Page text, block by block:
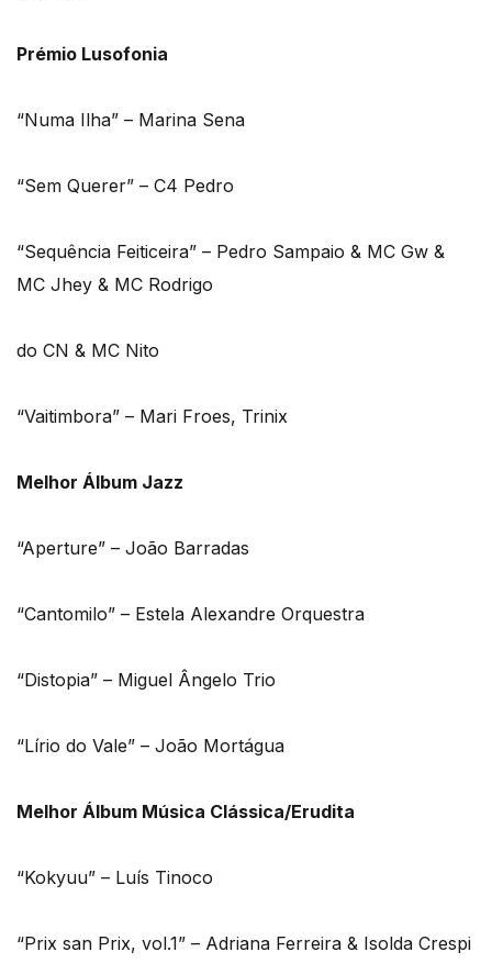
Prémio Lusofonia
“Numa Ilha” – Marina Sena
“Sem Querer” – C4 Pedro
“Sequência Feiticeira” – Pedro Sampaio & MC Gw &
MC Jhey & MC Rodrigo
do CN & MC Nito
“Vaitimbora” – Mari Froes, Trinix
Melhor Álbum Jazz
“Aperture” – João Barradas
“Cantomilo” – Estela Alexandre Orquestra
“Distopia” – Miguel Ângelo Trio
“Lírio do Vale” – João Mortágua
Melhor Álbum Música Clássica/Erudita
“Kokyuu” – Luís Tinoco
“Prix san Prix, vol.1” – Adriana Ferreira & Isolda Crespi